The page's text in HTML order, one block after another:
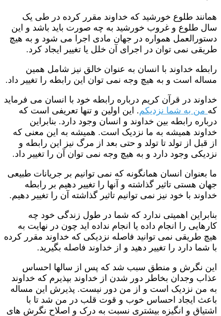
همانند طلوع خورشید که خداوند مقرر کرده در طی یک
سال طلوع و غروب خورشید به چه صورت باید باشد و این
دستورالعمل همواره در جهان مادی اجرا می شود و به هیچ
طریقی نمی توان در اجرای آن خلل یا تغییر ایجاد کرد.
رابطه خداوند با انسان به عنوان خالق نیز شامل همین
مساله است و به هیچ وجه نمی توان این رابطه را تغییر داد.
خداوند در قرآن کریم درباره رابطه خود با انسان می فرماید
که من به شما نزدیکم. این اولین و تنها تعریفی است که
درباره رابطه بین خداوند و انسان وجود دارد. بنابراین
خداوند همیشه به ما نزدیک است. همیشه به این معنی که
از قبل از تولد تا تولد و حتی بعد از مرگ نیز این رابطه و
نزدیکی وجود دارد و به هیچ وجه نمی توان آن را تغییر داد.
ما بعنوان انسان همانگونه که نمی توانیم بر جریانات طبیعی
جهان هستی تاثیر گذاشته و آنها را تغییر دهیم بر رابطه
خداوند با خود نیز نمی توانیم تاثیر گذاشته آن را تغییر دهیم.
بنابراین اهمیتی ندارد که شما در طول زندگی خود چه
کارهایی را انجام داده یا انجام نداده اید چون در نهایت به
هیچ طریقی نمی توانید فاصله نزدیکی که خداوند مقرر کرده
با شما دارد را تغییر دهید و از خداوند فاصله بگیرید.
این نگرش و منطق سبب شد که پس از سالها احساس
عذاب وجدان بخاطر دور شدن از خداوند بپذیرم که خداوند
به من نزدیک است و از من دور نیست. پذیرش این مساله
باعث ایجاد احساس خوب و قوت قلب در من شد تا با
اشتیاق و انگیزه بیشتری نسبت به درک و اصلاح نگرش های